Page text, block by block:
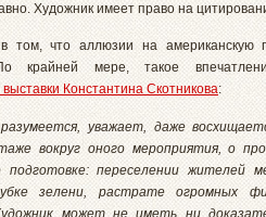
Художник имеет право на
том, что аллюзии на американскую
крайней мере, такое
Константина Скотникова:
уважает, даже
вокруг оного мероприятия, о
подготовке: переселении жителей
зелени, растрате огромных
может не иметь ни